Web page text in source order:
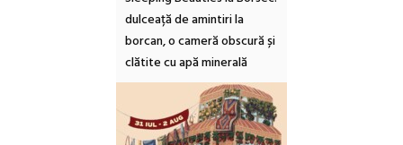
dulceață de amintiri la
borcan, o cameră obscură și
clătite cu apă minerală